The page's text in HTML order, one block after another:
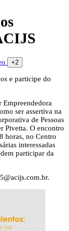
+2
e participe do
ser assertiva na
de Pessoas
Pivetta. O encontro
horas, no Centro
interessadas
participar da
.